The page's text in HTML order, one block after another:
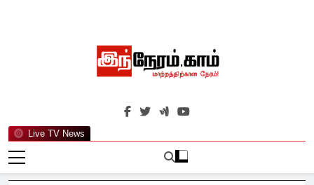
Live TV News
இந்நேரம்.காம்
செய்திகளுக்கு அப்பால்…